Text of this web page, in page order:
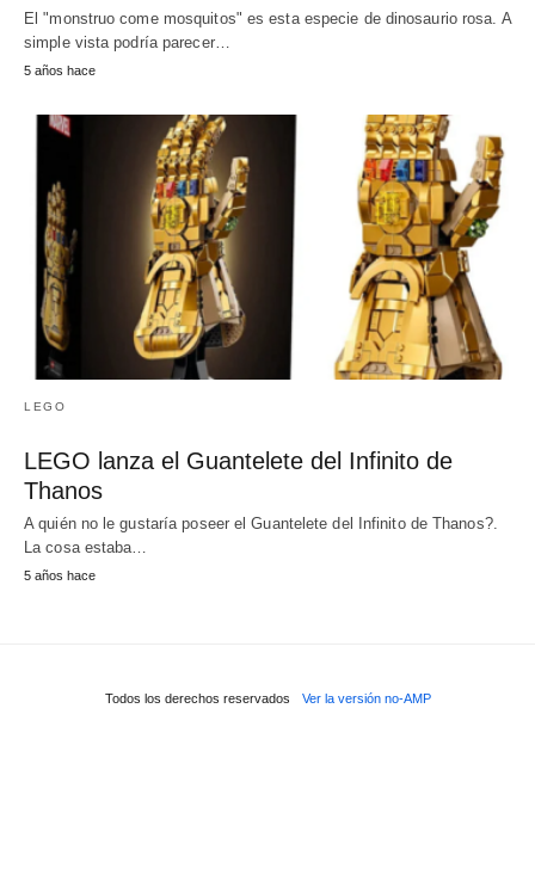
El "monstruo come mosquitos" es esta especie de dinosaurio rosa. A
simple vista podría parecer…
5 años hace
LEGO
LEGO lanza el Guantelete del Infinito de
Thanos
A quién no le gustaría poseer el Guantelete del Infinito de Thanos?.
La cosa estaba…
5 años hace
Todos los derechos reservados Ver la versión no-AMP